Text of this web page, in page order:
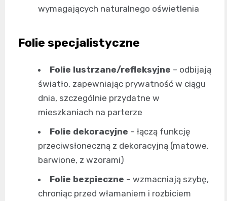
wymagających naturalnego oświetlenia
Folie specjalistyczne
Folie lustrzane/refleksyjne – odbijają
światło, zapewniając prywatność w ciągu
dnia, szczególnie przydatne w
mieszkaniach na parterze
Folie dekoracyjne – łączą funkcję
przeciwsłoneczną z dekoracyjną (matowe,
barwione, z wzorami)
Folie bezpieczne – wzmacniają szybę,
chroniąc przed włamaniem i rozbiciem